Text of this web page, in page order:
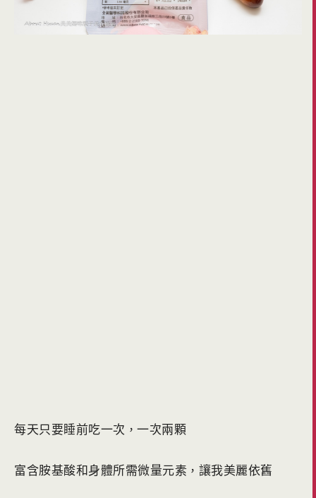
每天只要睡前吃一次 ， 一次兩顆
富含胺基酸和身體所需微量元素 ， 讓我美麗依舊